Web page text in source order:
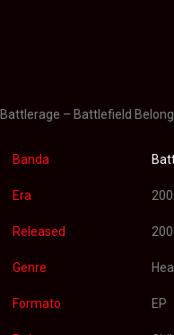
Battlerage – Battlefield
Banda
Era
Released
Genre
Formato EP